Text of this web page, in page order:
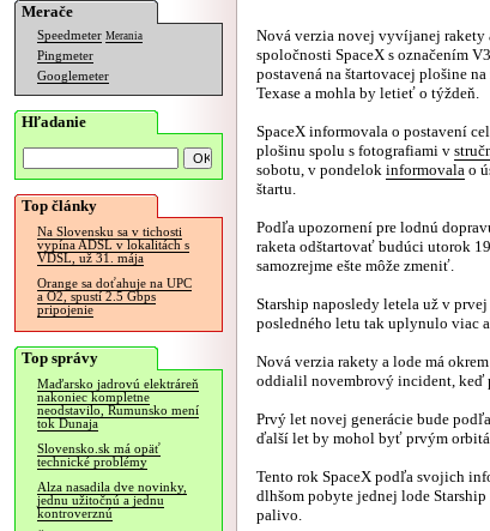
Merače
Speedmeter Merania
Pingmeter
Googlemeter
Hľadanie
Top články
Na Slovensku sa v tichosti
vypína ADSL v lokalitách s
VDSL, už 31. mája
Orange sa doťahuje na UPC
a O2, spustí 2.5 Gbps
pripojenie
Top správy
Maďarsko jadrovú elektráreň
nakoniec kompletne
neodstavilo, Rumunsko mení
tok Dunaja
Slovensko.sk má opäť
technické problémy
Alza nasadila dve novinky,
jednu užitočnú a jednu
kontroverznú
Nová verzia novej vyvíjanej rakety
spoločnosti SpaceX s označením
postavená na štartovacej plošine
Texase a mohla by letieť o týždeň.
SpaceX informovala o postavení
plošinu spolu s fotografiami v
sobotu, v pondelok informovala o
štartu.
Podľa upozornení pre lodnú
raketa odštartovať budúci utorok
samozrejme ešte môže zmeniť.
Starship naposledy letela už v
posledného letu tak uplynulo viac
Nová verzia rakety a lode má
oddialil novembrový incident, keď
Prvý let novej generácie bude
ďalší let by mohol byť prvým
Tento rok SpaceX podľa svojich
dlhšom pobyte jednej lode
palivo.